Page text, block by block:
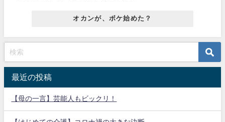
オカンが、ボケ始めた？
最近の投稿
【母の一言】芸能人もビックリ！